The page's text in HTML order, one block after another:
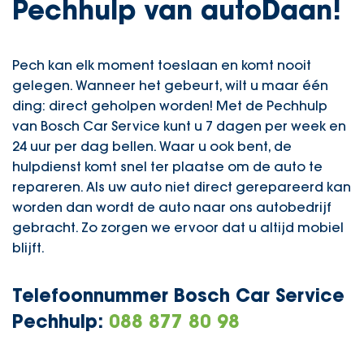
Pechhulp van autoDaan!
Pech kan elk moment toeslaan en komt nooit
gelegen. Wanneer het gebeurt, wilt u maar één
ding: direct geholpen worden! Met de Pechhulp
van Bosch Car Service kunt u 7 dagen per week en
24 uur per dag bellen. Waar u ook bent, de
hulpdienst komt snel ter plaatse om de auto te
repareren. Als uw auto niet direct gerepareerd kan
worden dan wordt de auto naar ons autobedrijf
gebracht. Zo zorgen we ervoor dat u altijd mobiel
blijft.
Telefoonnummer Bosch Car Service
Pechhulp: 088 877 80 98